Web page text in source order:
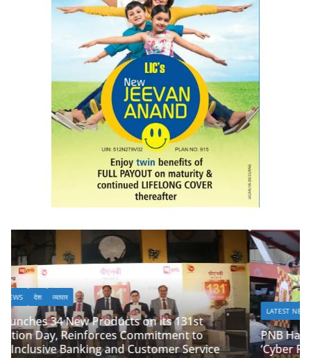
LATEST NEWS देश व्यापार
PNB Half Marathon 2025 Unites Citizens in a
‘Cyber Run’ for a Digitally Secure Bharat